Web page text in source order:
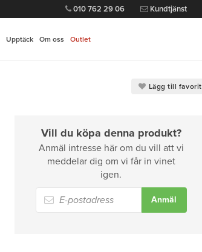
010 762 29 06 Kundtjänst
Upptäck Om oss Outlet
Lägg till favorit
Vill du köpa denna produkt?
Anmäl intresse här om du vill att vi
meddelar dig om vi får in vinet
igen.
Anmäl